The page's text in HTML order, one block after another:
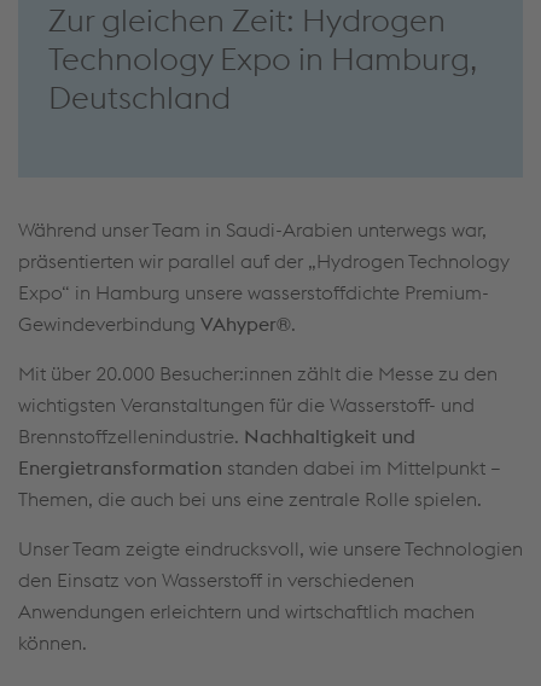
Zur gleichen Zeit: Hydrogen
Technology Expo in Hamburg,
Deutschland
Während unser Team in Saudi-Arabien unterwegs war,
präsentierten wir parallel auf der „Hydrogen Technology
Expo“ in Hamburg unsere wasserstoffdichte Premium-
Gewindeverbindung VAhyper®.
Mit über 20.000 Besucher:innen zählt die Messe zu den
wichtigsten Veranstaltungen für die Wasserstoff- und
Brennstoffzellenindustrie. Nachhaltigkeit und
Energietransformation standen dabei im Mittelpunkt –
Themen, die auch bei uns eine zentrale Rolle spielen.
Unser Team zeigte eindrucksvoll, wie unsere Technologien
den Einsatz von Wasserstoff in verschiedenen
Anwendungen erleichtern und wirtschaftlich machen
können.